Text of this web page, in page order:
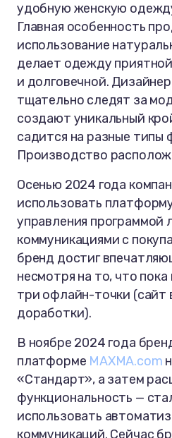
удобную женскую
Главная особенность
использование
делает одежду
и долговечной.
тщательно следят за
создают уникальный
садится на разные типы
Производство
Осенью 2024 года
использовать
управления программой
коммуникациями с
бренд достиг
несмотря на то, что
три офлайн-точки (сайт
доработки).
В ноябре 2024 года
платформе MAXMA.com
«Стандарт», а затем
функциональность —
использовать
коммуникаций. Сейчас